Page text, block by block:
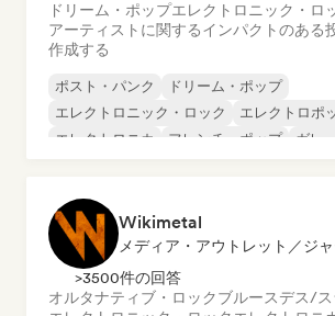
ドリーム・ポップエレクトロニック・ロ
アーティストに関するインパクトのある
作成する
ポスト・パンク
ドリーム・ポップ
エレクトロニック・ロック
エレクトロポ
エレクトロニカ
フレンチ・ポップ
ガレ
Wikimetal
メディア・アウトレット／ジ
>3500件の回答
オルタナティブ・ロックブルースデス/ス